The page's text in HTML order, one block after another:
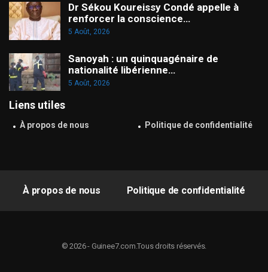
Dr Sékou Koureissy Condé appelle à
renforcer la conscience…
5 Août, 2026
Sanoyah : un quinquagénaire de
nationalité libérienne…
5 Août, 2026
Liens utiles
À propos de nous Politique de confidentialité
À propos de nous Politique de confidentialité
© 2026 - Guinee7.com.Tous droits réservés.